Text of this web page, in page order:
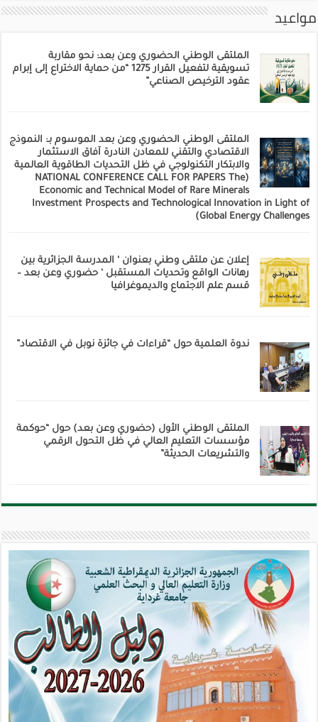
مواعيد
الملتقى الوطني الحضوري وعن بعد: نحو مقاربة
تسويقية لتفعيل القرار 1275 “من حماية الاختراع إلى إبرام
عقود الترخيص الصناعي”
الملتقى الوطني الحضوري وعن بعد الموسوم بـ: النموذج
الاقتصادي والتقني للمعادن النادرة آفاق الاستثمار
والابتكار التكنولوجي في ظل التحديات الطاقوية العالمية
(NATIONAL CONFERENCE CALL FOR PAPERS The
Economic and Technical Model of Rare Minerals
Investment Prospects and Technological Innovation in Light of
Global Energy Challenges)
إعلان عن ملتقى وطني بعنوان ‘ المدرسة الجزائرية بين
رهانات الواقع وتحديات المستقبل ‘ حضوري وعن بعد –
قسم علم الاجتماع والديموغرافيا
ندوة العلمية حول “قراءات في جائزة نوبل في الاقتصاد”
الملتقى الوطني الأول (حضوري وعن بعد) حول “حوكمة
مؤسسات التعليم العالي في ظل التحول الرقمي
والتشريعات الحديثة”